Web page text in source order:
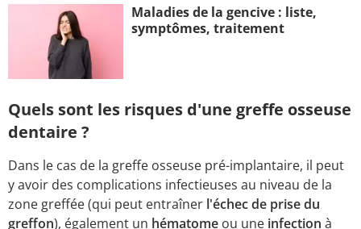
Maladies de la gencive : liste,
symptômes, traitement
Quels sont les risques d'une greffe osseuse
dentaire ?
Dans le cas de la greffe osseuse pré-implantaire, il peut
y avoir des complications infectieuses au niveau de la
zone greffée (qui peut entraîner l'échec de prise du
greffon), également un hématome ou une infection à